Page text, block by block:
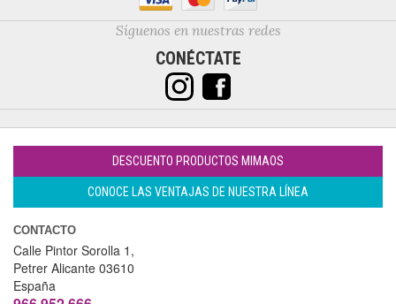
Síguenos en nuestras redes
CONÉCTATE
DESCUENTO PRODUCTOS MIMAOS
CONOCE LAS VENTAJAS DE NUESTRA LÍNEA
CONTACTO
Calle Pintor Sorolla 1,
Petrer Alicante 03610
España